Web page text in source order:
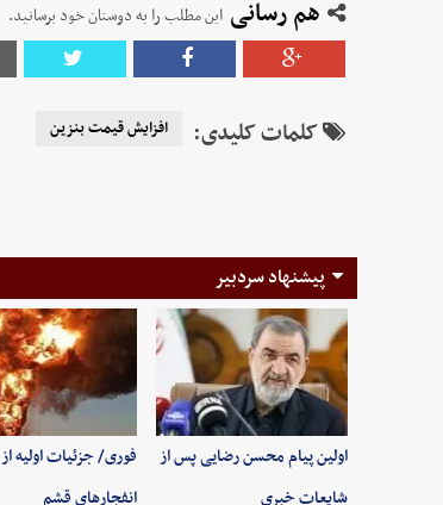
هم رسانی این مطلب را به دوستان خود برسانید.
کلمات کلیدی: افزایش قیمت بنزین
پیشنهاد سردبیر
اولین پیام محسن رضایی پس از
شایعات خبری
فوری/ جزئیات اولیه از
انفجارهای قشم